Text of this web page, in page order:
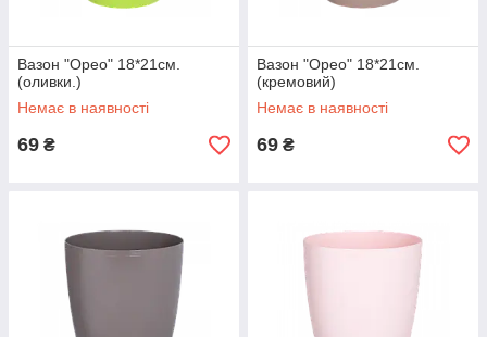
Вазон "Орео" 18*21см.
(оливки.)
Немає в наявності
69 ₴
Вазон "Орео" 18*21см.
(кремовий)
Немає в наявності
69 ₴